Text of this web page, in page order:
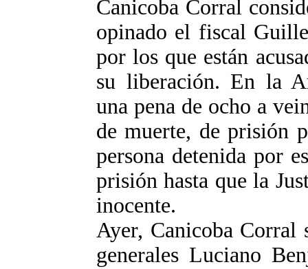
Canicoba Corral
opinado el fiscal
por los que están
su liberación. En la
una pena de ocho a
de muerte, de prisión
persona detenida por
prisión hasta que la
inocente.
Ayer, Canicoba Corral
generales Luciano